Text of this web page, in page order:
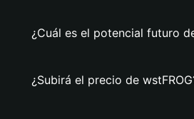
¿Cuál es el potencial futuro
¿Subirá el precio de